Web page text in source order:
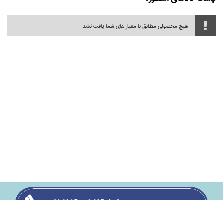
هیچ محصولی مطابق با معیار های شما یافت نشد